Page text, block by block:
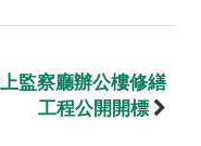
監察廳辦公樓修繕
工程公開開標